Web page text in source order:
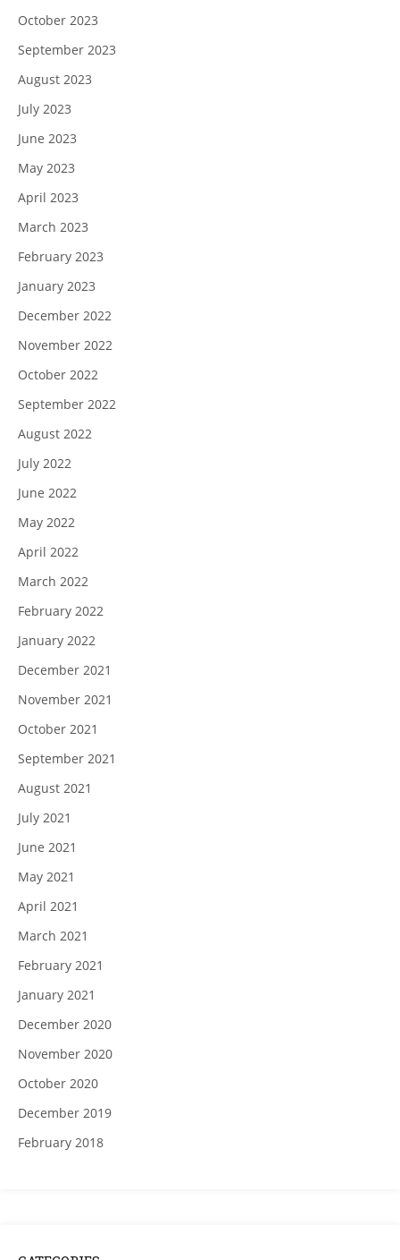
October 2023
September 2023
August 2023
July 2023
June 2023
May 2023
April 2023
March 2023
February 2023
January 2023
December 2022
November 2022
October 2022
September 2022
August 2022
July 2022
June 2022
May 2022
April 2022
March 2022
February 2022
January 2022
December 2021
November 2021
October 2021
September 2021
August 2021
July 2021
June 2021
May 2021
April 2021
March 2021
February 2021
January 2021
December 2020
November 2020
October 2020
December 2019
February 2018